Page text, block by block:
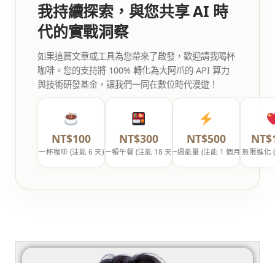
我持續探索，與您共享 AI 時
代的實戰洞察
如果這篇文章或工具為您帶來了啟發，歡迎請我喝杯
咖啡。您的支持將 100% 轉化為大阿爪的 API 算力
與技術研發基金，讓我們一同在數位時代漫遊！
NT$100
一杯咖啡 (注能 6 天)
NT$300
一頓午餐 (注能 18 天)
NT$500
一週能量 (注能 1 個月)無限進化